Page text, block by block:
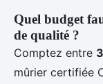
Quel budget
de qualité ?
Comptez entre
mûrier certifiée